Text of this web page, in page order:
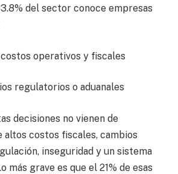
del sector conoce empresas
operativos y fiscales
regulatorios o aduanales
decisiones no vienen de
altos costos fiscales, cambios
inseguridad y un sistema
más grave es que el 21% de esas